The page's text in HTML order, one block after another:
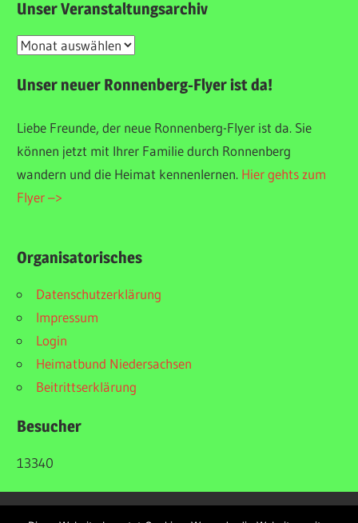
Unser Veranstaltungsarchiv
Unser
Unser neuer Ronnenberg-Flyer ist da!
Liebe Freunde, der neue Ronnenberg-Flyer ist da. Sie
können jetzt mit Ihrer Familie durch Ronnenberg
wandern und die Heimat kennenlernen. Hier gehts zum
Flyer –>
Organisatorisches
Datenschutzerklärung
Impressum
Login
Heimatbund Niedersachsen
Beitrittserklärung
Besucher
13340